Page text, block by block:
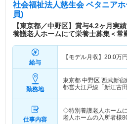
社会福祉法人慈生会 ベタニアホ
員)
【東京都／中野区】賞与4.2ヶ月実
養護老人ホームにて栄養士募集＜常
給与
【モデル月収】 20.0万
勤務地
東京都 中野区 西武新宿
都営大江戸線「新江古
仕事内容
◇特別養護老人ホーム
老人ホームの入所者様